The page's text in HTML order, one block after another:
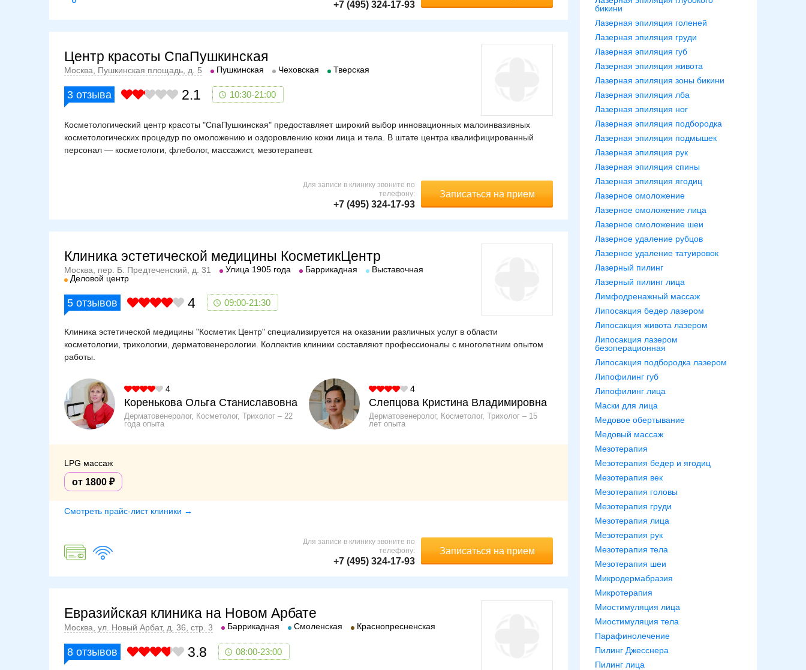
+7 (495) 324-17-93
Центр красоты СпаПушкинская
Москва, Пушкинская площадь, д. 5 Пушкинская Чеховская Тверская
3 отзыва 2.1 10:30-21:00
Косметологический центр красоты "СпаПушкинская" предоставляет широкий выбор инновационных малоинвазивных
косметологических процедур по омоложению и оздоровлению кожи лица и тела. В штате центра квалифицированный
персонал — косметологи, флеболог, массажист, мезотерапевт.
Записаться на прием
Для записи в клинику звоните по
телефону:
+7 (495) 324-17-93
Клиника эстетической медицины КосметикЦентр
Москва, пер. Б. Предтеченский, д. 31 Улица 1905 года Баррикадная
Выставочная
Деловой центр
5 отзывов 4 09:00-21:30
Клиника эстетической медицины "Косметик Центр" специализируется на оказании различных услуг в области
косметологии, трихологии, дерматовенерологии. Коллектив клиники составляют профессионалы с многолетним опытом
работы.
4
Коренькова Ольга Станиславовна
Дерматовенеролог, Косметолог, Трихолог
22
года опыта
4
Слепцова Кристина Владимировна
Дерматовенеролог, Косметолог, Трихолог
15
лет опыта
LPG массаж
от 1800
Смотреть прайс-лист клиники →
Записаться на прием
Для записи в клинику звоните по
телефону:
+7 (495) 324-17-93
Евразийская клиника на Новом Арбате
Москва, ул. Новый Арбат, д. 36, стр. 3 Баррикадная Смоленская Краснопресненская
8 отзывов 3.8 08:00-23:00
бикини
Лазерная эпиляция голеней
Лазерная эпиляция груди
Лазерная эпиляция губ
Лазерная эпиляция живота
Лазерная эпиляция зоны бикини
Лазерная эпиляция лба
Лазерная эпиляция ног
Лазерная эпиляция подбородка
Лазерная эпиляция подмышек
Лазерная эпиляция рук
Лазерная эпиляция спины
Лазерная эпиляция ягодиц
Лазерное омоложение
Лазерное омоложение лица
Лазерное омоложение шеи
Лазерное удаление рубцов
Лазерное удаление татуировок
Лазерный пилинг
Лазерный пилинг лица
Лимфодренажный массаж
Липосакция бедер лазером
Липосакция живота лазером
Липосакция лазером
безоперационная
Липосакция подбородка лазером
Липофилинг губ
Липофилинг лица
Маски для лица
Медовое обертывание
Медовый массаж
Мезотерапия
Мезотерапия бедер и ягодиц
Мезотерапия век
Мезотерапия головы
Мезотерапия груди
Мезотерапия лица
Мезотерапия рук
Мезотерапия тела
Мезотерапия шеи
Микродермабразия
Микротерапия
Миостимуляция лица
Миостимуляция тела
Парафинолечение
Пилинг Джесснера
Пилинг лица